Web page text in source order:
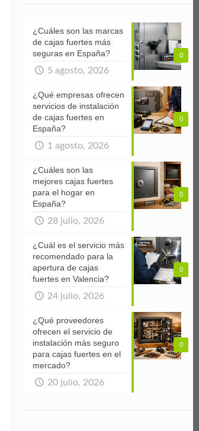
0
¿Cuáles son las marcas
de cajas fuertes más
seguras en España?
5 agosto, 2026
0
¿Qué empresas ofrecen
servicios de instalación
de cajas fuertes en
España?
1 agosto, 2026
0
¿Cuáles son las
mejores cajas fuertes
para el hogar en
España?
28 julio, 2026
0
¿Cuál es el servicio más
recomendado para la
apertura de cajas
fuertes en Valencia?
24 julio, 2026
0
¿Qué proveedores
ofrecen el servicio de
instalación más seguro
para cajas fuertes en el
mercado?
20 julio, 2026